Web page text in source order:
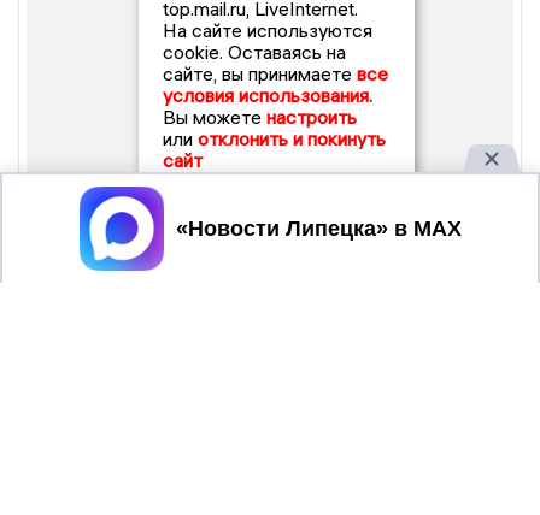
top.mail.ru, LiveInternet.
На сайте используются
cookie. Оставаясь на
сайте, вы принимаете все
условия использования.
Вы можете настроить
или отклонить и покинуть
сайт
Принять